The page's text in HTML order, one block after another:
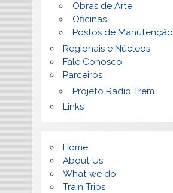
Obras de Arte
Oficinas
Postos de Manutenção
Regionais e Núcleos
Fale Conosco
Parceiros
Projeto Radio Trem
Links
Home
About Us
What we do
Train Trips